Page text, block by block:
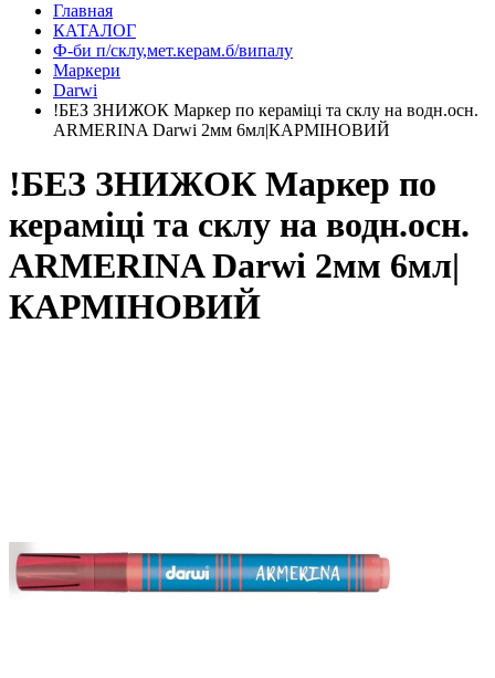
Главная
КАТАЛОГ
Ф-би п/склу,мет.керам.б/випалу
Маркери
Darwi
!БЕЗ ЗНИЖОК Маркер по кераміці та склу на водн.осн.
ARMERINA Darwi 2мм 6мл|КАРМІНОВИЙ
!БЕЗ ЗНИЖОК Маркер по
кераміці та склу на водн.осн.
ARMERINA Darwi 2мм 6мл|
КАРМІНОВИЙ